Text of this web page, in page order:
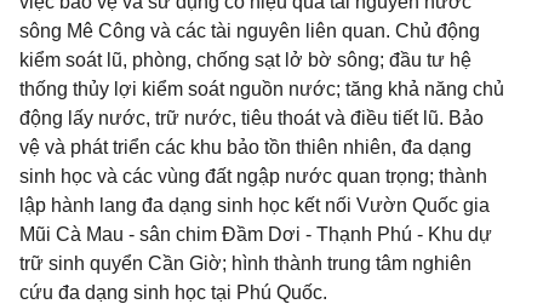
sông Mê Công và các tài nguyên liên quan. Chủ động
kiểm soát lũ, phòng, chống sạt lở bờ sông; đầu tư hệ
thống thủy lợi kiểm soát nguồn nước; tăng khả năng chủ
động lấy nước, trữ nước, tiêu thoát và điều tiết lũ. Bảo
vệ và phát triển các khu bảo tồn thiên nhiên, đa dạng
sinh học và các vùng đất ngập nước quan trọng; thành
lập hành lang đa dạng sinh học kết nối Vườn Quốc gia
Mũi Cà Mau - sân chim Đầm Dơi - Thạnh Phú - Khu dự
trữ sinh quyển Cần Giờ; hình thành trung tâm nghiên
cứu đa dạng sinh học tại Phú Quốc.